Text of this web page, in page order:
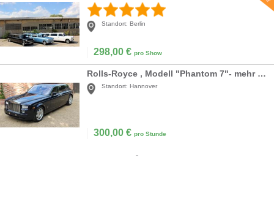
Standort: Berlin
298,00 € pro Show
Rolls-Royce , Modell "Phantom 7"- mehr Luxus geht nicht
Standort: Hannover
300,00 € pro Stunde